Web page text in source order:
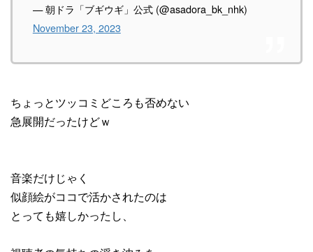
— 朝ドラ「ブギウギ」公式 (@asadora_bk_nhk)
November 23, 2023
ちょっとツッコミどころも否めない
急展開だったけどｗ
音楽だけじゃく
似顔絵がココで活かされたのは
とっても嬉しかったし、